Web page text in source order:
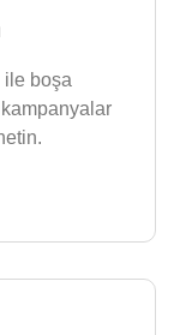
ile boşa